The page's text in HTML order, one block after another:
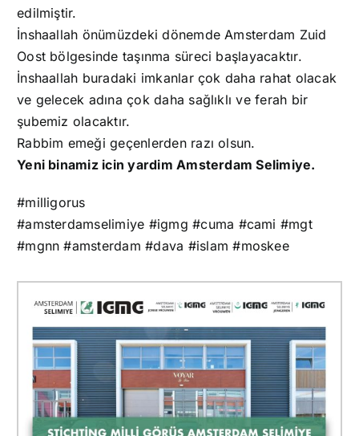
edilmiştir.
İnshaallah önümüzdeki dönemde Amsterdam Zuid
Oost bölgesinde taşınma süreci başlayacaktır.
İnshaallah buradaki imkanlar çok daha rahat olacak
ve gelecek adına çok daha sağlıklı ve ferah bir
şubemiz olacaktır.
Rabbim emeği geçenlerden razı olsun.
Yeni binamiz icin yardim Amsterdam Selimiye.
#milligorus
#amsterdamselimiye #igmg #cuma #cami #mgt
#mgnn #amsterdam #dava #islam #moskee